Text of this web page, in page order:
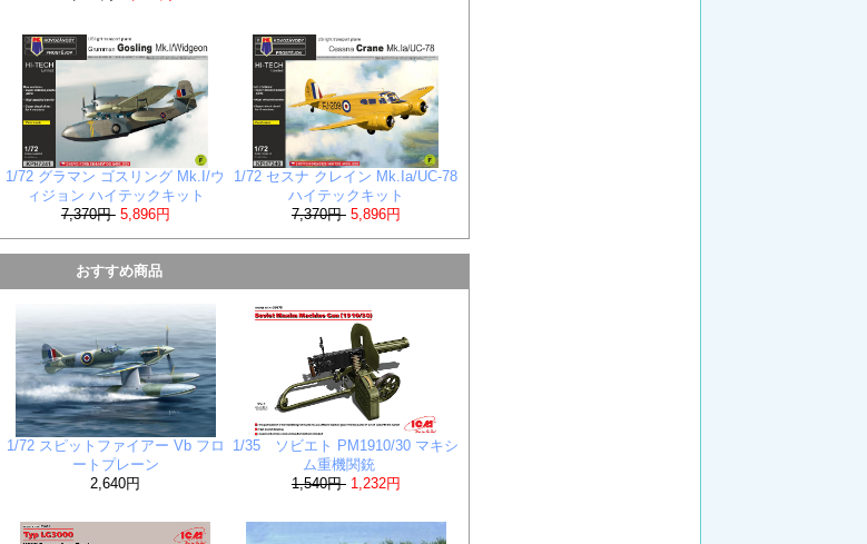
1/72 グラマン ゴスリング Mk.I/ウ
ィジョン ハイテックキット
7,370円 5,896円
1/72 セスナ クレイン Mk.Ia/UC-78
ハイテックキット
7,370円 5,896円
おすすめ商品
1/72 スピットファイアー Vb フロ
ートプレーン
2,640円
1/35 ソビエト PM1910/30 マキシ
ム重機関銃
1,540円 1,232円